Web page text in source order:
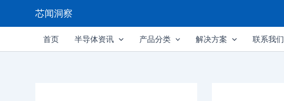
芯闻洞察
首页 半导体资讯 产品分类 解决方案 联系我们